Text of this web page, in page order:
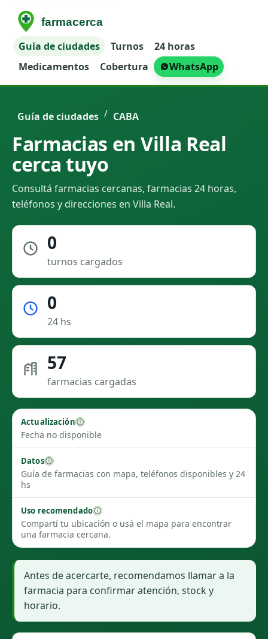
Guía de ciudades Turnos
24 horas
Medicamentos
Cobertura WhatsApp
Guía de ciudades / CABA
Farmacias en Villa Real
cerca tuyo
Consultá farmacias cercanas, farmacias 24 horas,
teléfonos y direcciones en Villa Real.
0
turnos cargados
0
24 hs
57
farmacias cargadas
Actualización
Fecha no disponible
Datos
Guía de farmacias con mapa, teléfonos disponibles y 24
hs
Uso recomendado
Compartí tu ubicación o usá el mapa para encontrar
una farmacia cercana.
Antes de acercarte, recomendamos llamar a la
farmacia para confirmar atención, stock y
horario.